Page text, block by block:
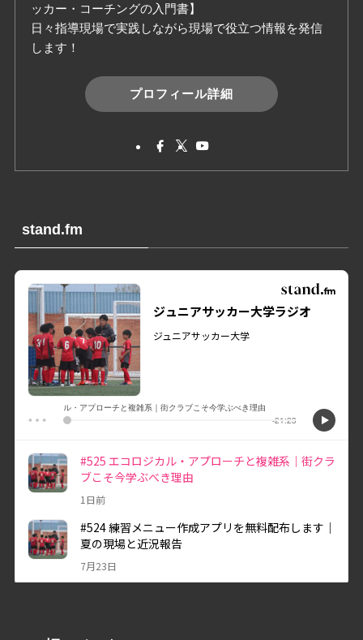
ッカー・コーチングの入門書】
日々指導現場で実践しながら現場で役立つ情報を発信
します！
プロフィール詳細
stand.fm